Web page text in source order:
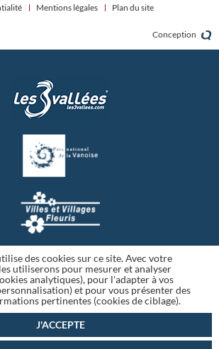
Mentions légales Plan du site
Conception
des cookies sur ce site. Avec votre
utiliserons pour mesurer et analyser
analytiques), pour l'adapter à vos
et pour vous présenter des
pertinentes (cookies de ciblage).
J'ACCEPTE